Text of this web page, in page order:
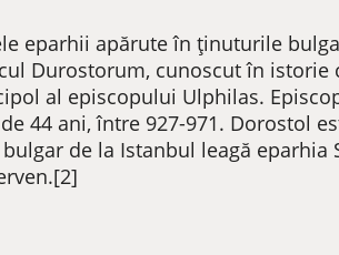
eparhii apărute în ținuturile
Durostorum, cunoscut în
al episcopului Ulphilas.
44 ani, între 927-971. Dorostol
de la Istanbul leagă